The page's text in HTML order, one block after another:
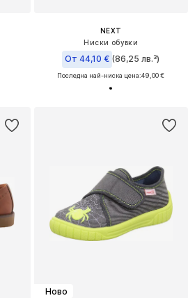
NEXT
Ниски обувки
От 44,10 € (86,25 лв.³)
Последна най-ниска цена:49,00 €
Ново